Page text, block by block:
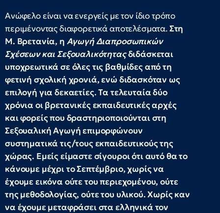
Ανώφελο είναι να ενεργείς με τον ίδιο τρόπο
περιμένοντας διαφορετικά αποτελέσματα.Στη
Μ. Βρετανία, η Αγωγή Διαπροσωπικών
Σχέσεων και Σεξουαλικότηταςδιδάσκεται
υποχρεωτικά σε όλες τις βαθμίδες από τη
φετινή σχολική χρονιά, ενώ διδασκόταν ως
επιλογή για δεκαετίες. Τα τελευταία δύο
χρόνια οι βρετανικές εκπαιδευτικές αρχές
και φορείς που δραστηριοποιούνται στη
Σεξουαλική Αγωγή επιμορφώνουν
συστηματικά τις/τους εκπαιδευτικούς της
χώρας. Εμείς είμαστε σίγουροι ότι αυτό θα το
κάνουμε μέχρι το Σεπτέμβριο, χωρίς να
έχουμε εικόνα ούτε του περιεχομένου, ούτε
της μεθοδολογίας, ούτε του υλικού. Χωρίς καν
να έχουμε μεταφράσει στα ελληνικά τον